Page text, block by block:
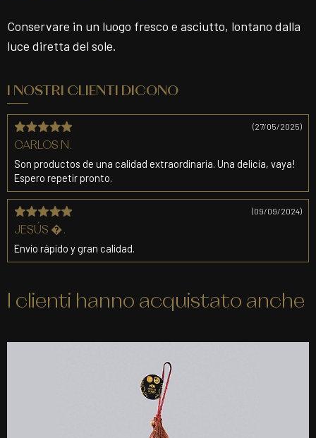
Conservare in un luogo fresco e asciutto, lontano dalla
luce diretta del sole.
I NOSTRI CLIENTI DICONO
CARLOS N.
(27/05/2025)
Son productos de una calidad extraordinaria. Una delicia, vaya!
Espero repetir pronto.
JESÚS �.
(09/09/2024)
Envío rápido y gran calidad.
I clienti hanno acquistato anche